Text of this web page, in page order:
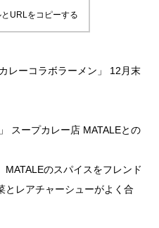
URLをコピーする
レーコラボラーメン」 12月末
スープカレー店 MATALEとの
のスパイスをフレンド
とレアチャーシューがよく合